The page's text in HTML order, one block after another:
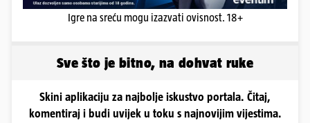
Igre na sreću mogu izazvati ovisnost. 18+
Sve što je bitno, na dohvat ruke
Skini aplikaciju za najbolje iskustvo portala. Čitaj,
komentiraj i budi uvijek u toku s najnovijim vijestima.